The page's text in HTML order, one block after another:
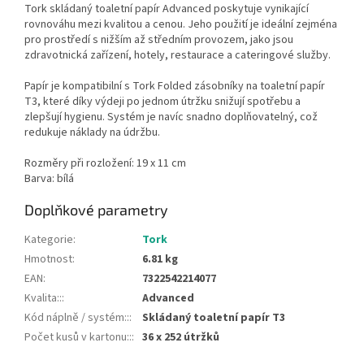
Tork skládaný toaletní papír Advanced poskytuje vynikající
rovnováhu mezi kvalitou a cenou. Jeho použití je ideální zejména
pro prostředí s nižším až středním provozem, jako jsou
zdravotnická zařízení, hotely, restaurace a cateringové služby.
Papír je kompatibilní s Tork Folded zásobníky na toaletní papír
T3, které díky výdeji po jednom útržku snižují spotřebu a
zlepšují hygienu. Systém je navíc snadno doplňovatelný, což
redukuje náklady na údržbu.
Rozměry při rozložení: 19 x 11 cm
Barva: bílá
Doplňkové parametry
Kategorie:
Tork
Hmotnost:
6.81 kg
EAN:
7322542214077
Kvalita:::
Advanced
Kód náplně / systém:::
Skládaný toaletní papír T3
Počet kusů v kartonu::: 36 x 252 útržků